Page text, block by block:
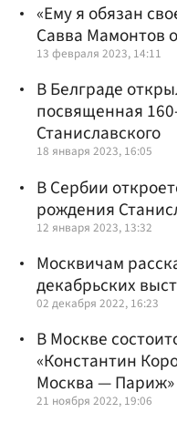
«Ему я обязан
Савва Мамонтов
13 февраля 2023, 14:11
В Белграде
посвященная
Станиславского
18 января 2023, 16:05
В Сербии
рождения
12 января 2023, 13:32
Москвичам
декабрьских
02 декабря 2022, 16:23
В Москве
«Константин
Москва — Париж»
21 ноября 2022, 19:06